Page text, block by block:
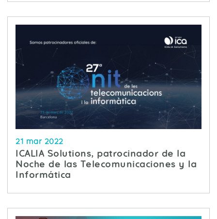
21 mar 2022
ICALIA Solutions, patrocinador de la
Noche de las Telecomunicaciones y la
Informática